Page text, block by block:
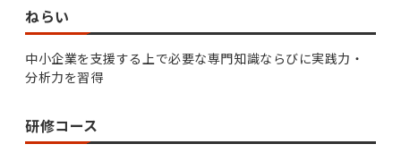
ねらい
中小企業を支援する上で必要な専門知識ならびに実践力・
分析力を習得
研修コース